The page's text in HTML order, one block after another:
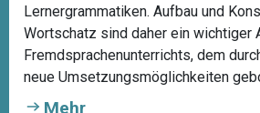
Lernergrammatiken. Aufbau und
Wortschatz sind daher ein wichtiger
Fremdsprachenunterrichts, dem
neue Umsetzungsmöglichkeiten
Mehr